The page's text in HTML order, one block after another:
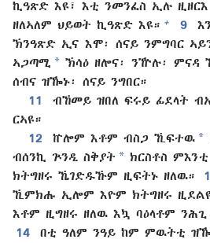
ኪዓጽድ እዩ፣ እቲ ንመንፈስ ኢሉ
ዘለኣለም ህይወት ኪዓጽድ እዩ። + 9
ኽንዓጽድ ኢና እሞ፡ ሰናይ ንምግባር
ኣጋጣሚ * ኽሳዕ ዘሎና፡ ንዅሉ፡ ምናዳ
ሰብና ዝዀኑ፡ ሰናይ ንግበር።
11
ብኸመይ ዝበለ ፍሩይ ፊደላት
ርኣዩ።
12
ኵሎም እቶም ብስጋ ኺፍተዉ *
ብሰንኪ ጕንዲ ስቅያት * ክርስቶስ
ክትግዘሩ ኼገድዱኹም ዚፍትኑ ዘለዉ።
ኺምክሑ ኢሎም እዮም ክትግዘሩ
እቶም ዚግዘሩ ዘለዉ እኳ ባዕላቶም
14
በቲ ዓለም ንዓይ ከም ምዉትቲ